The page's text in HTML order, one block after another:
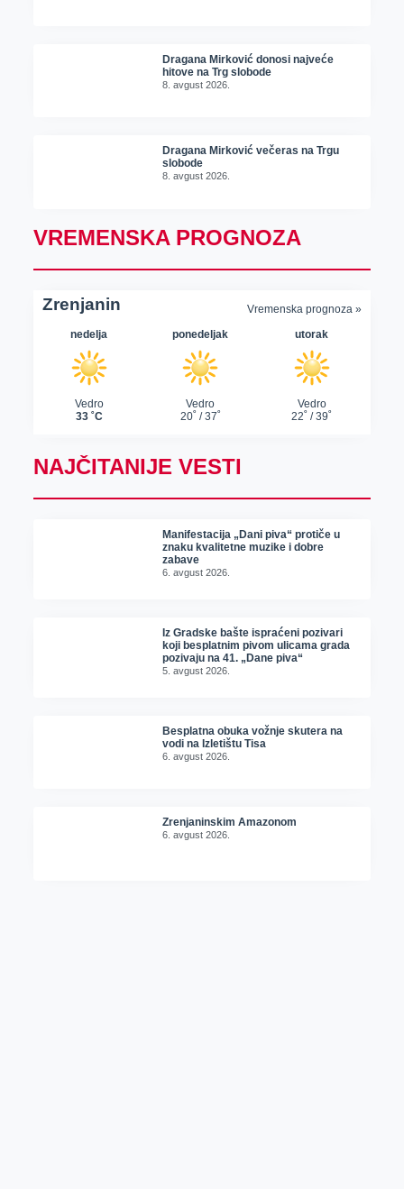
Dragana Mirković donosi najveće
hitove na Trg slobode
8. avgust 2026.
Dragana Mirković večeras na Trgu
slobode
8. avgust 2026.
VREMENSKA PROGNOZA
NAJČITANIJE VESTI
Manifestacija „Dani piva“ protiče u
znaku kvalitetne muzike i dobre
zabave
6. avgust 2026.
Iz Gradske bašte ispraćeni pozivari
koji besplatnim pivom ulicama grada
pozivaju na 41. „Dane piva“
5. avgust 2026.
Besplatna obuka vožnje skutera na
vodi na Izletištu Tisa
6. avgust 2026.
Zrenjaninskim Amazonom
6. avgust 2026.